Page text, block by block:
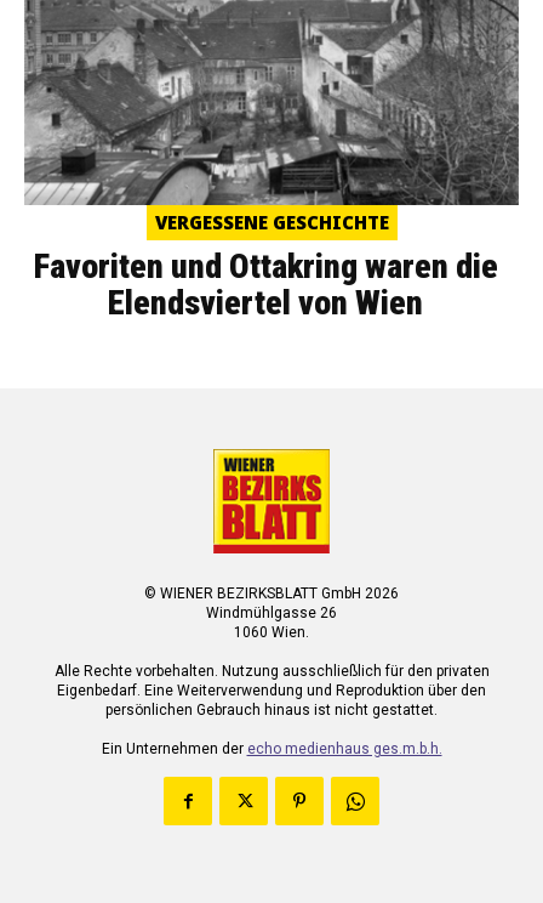
VERGESSENE GESCHICHTE
Favoriten und Ottakring waren die
Elendsviertel von Wien
© WIENER BEZIRKSBLATT GmbH 2026
Windmühlgasse 26
1060 Wien.
Alle Rechte vorbehalten. Nutzung ausschließlich für den privaten
Eigenbedarf. Eine Weiterverwendung und Reproduktion über den
persönlichen Gebrauch hinaus ist nicht gestattet.
Ein Unternehmen der echo medienhaus ges.m.b.h.